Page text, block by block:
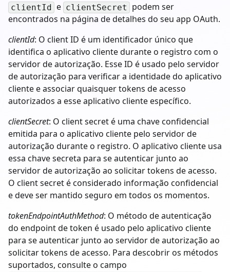
clientId e clientSecret
podem ser
encontrados na página de detalhes do seu app OAuth.
clientId: O client ID é um identificador único que
identifica o aplicativo cliente durante o registro com o
servidor de autorização. Esse ID é usado pelo servidor
de autorização para verificar a identidade do aplicativo
cliente e associar quaisquer tokens de acesso
autorizados a esse aplicativo cliente específico.
clientSecret: O client secret é uma chave confidencial
emitida para o aplicativo cliente pelo servidor de
autorização durante o registro. O aplicativo cliente usa
essa chave secreta para se autenticar junto ao
servidor de autorização ao solicitar tokens de acesso.
O client secret é considerado informação confidencial
e deve ser mantido seguro em todos os momentos.
tokenEndpointAuthMethod: O método de autenticação
do endpoint de token é usado pelo aplicativo cliente
para se autenticar junto ao servidor de autorização ao
solicitar tokens de acesso. Para descobrir os métodos
suportados, consulte o campo